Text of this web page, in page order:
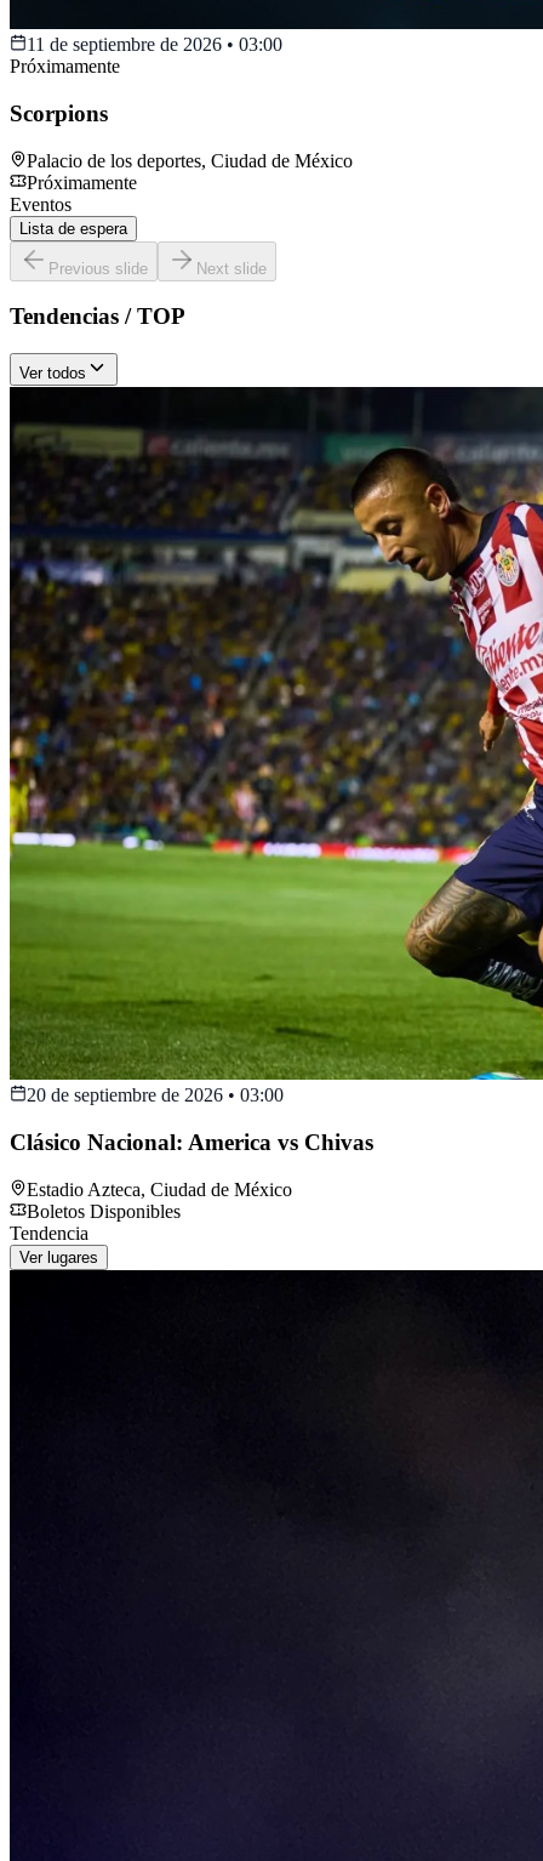
11 de septiembre de 2026 • 03:00
Próximamente
Scorpions
Palacio de los deportes, Ciudad de México
Próximamente
Eventos
Lista de espera
Previous slide Next slide
Tendencias / TOP
Ver todos
20 de septiembre de 2026 • 03:00
Clásico Nacional: America vs Chivas
Estadio Azteca, Ciudad de México
Boletos Disponibles
Tendencia
Ver lugares